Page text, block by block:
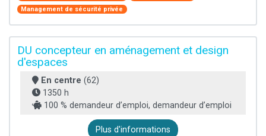
Management de sécurité privée
DU concepteur en aménagement et design
d'espaces
En centre (62)
1350 h
100 % demandeur d’emploi, demandeur d’emploi
Plus d'informations